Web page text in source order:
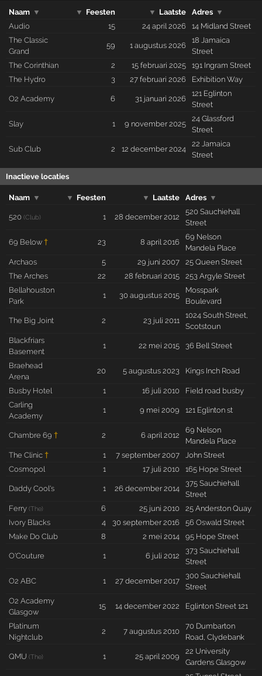
Naam ▼ ▼ Feesten ▼ Laatste Adres ▼
Audio
15 24 april 2026
14 Midland Street
The Classic
Grand
59 1 augustus 2026
18 Jamaica
Street
The Corinthian
2 15 februari 2025
191 Ingram Street
The Hydro
3 27 februari 2026 Exhibition Way
O2 Academy 6 31 januari 2026
121 Eglinton
Street
Slay 1 9 november 2025
24 Glassford
Street
Sub Club 2 12 december 2024
22 Jamaica
Street
Inactieve locaties
Naam ▼ ▼ Feesten ▼ Laatste Adres ▼
520 (Club) 1 28 december 2012
520 Sauchiehall
Street
69 Below † 23 8 april 2016
69 Nelson
Mandela Place
Archaos
5 29 juni 2007
25 Queen Street
The Arches
22 28 februari 2015
253 Argyle Street
Bellahouston
Park
1 30 augustus 2015
Mosspark
Boulevard
The Big Joint 2 23 juli 2011
1024 South Street,
Scotstoun
Blackfriars
Basement
1 22 mei 2015 36 Bell Street
Braehead
Arena
20 5 augustus 2023 Kings Inch Road
Busby Hotel 1 16 juli 2010
Field road busby
Carling
Academy
1 9 mei 2009 121 Eglinton st
Chambre 69 † 2 6 april 2012
69 Nelson
Mandela Place
The Clinic † 1 7 september 2007
John Street
Cosmopol
1 17 juli 2010 165 Hope Street
Daddy Cool's 1 26 december 2014
375 Sauchiehall
Street
Ferry (The) 6 25 juni 2010
25 Anderston Quay
Ivory Blacks
4 30 september 2016
56 Oswald Street
Make Do Club
8 2 mei 2014 95 Hope Street
O'Couture 1 6 juli 2012
373 Sauchiehall
Street
O2 ABC 1 27 december 2017
300 Sauchiehall
Street
O2 Academy
Glasgow
15 14 december 2022 Eglinton Street 121
Platinum
Nightclub
2 7 augustus 2010
70 Dumbarton
Road, Clydebank
QMU (The) 1 25 april 2009
22 University
Gardens Glasgow